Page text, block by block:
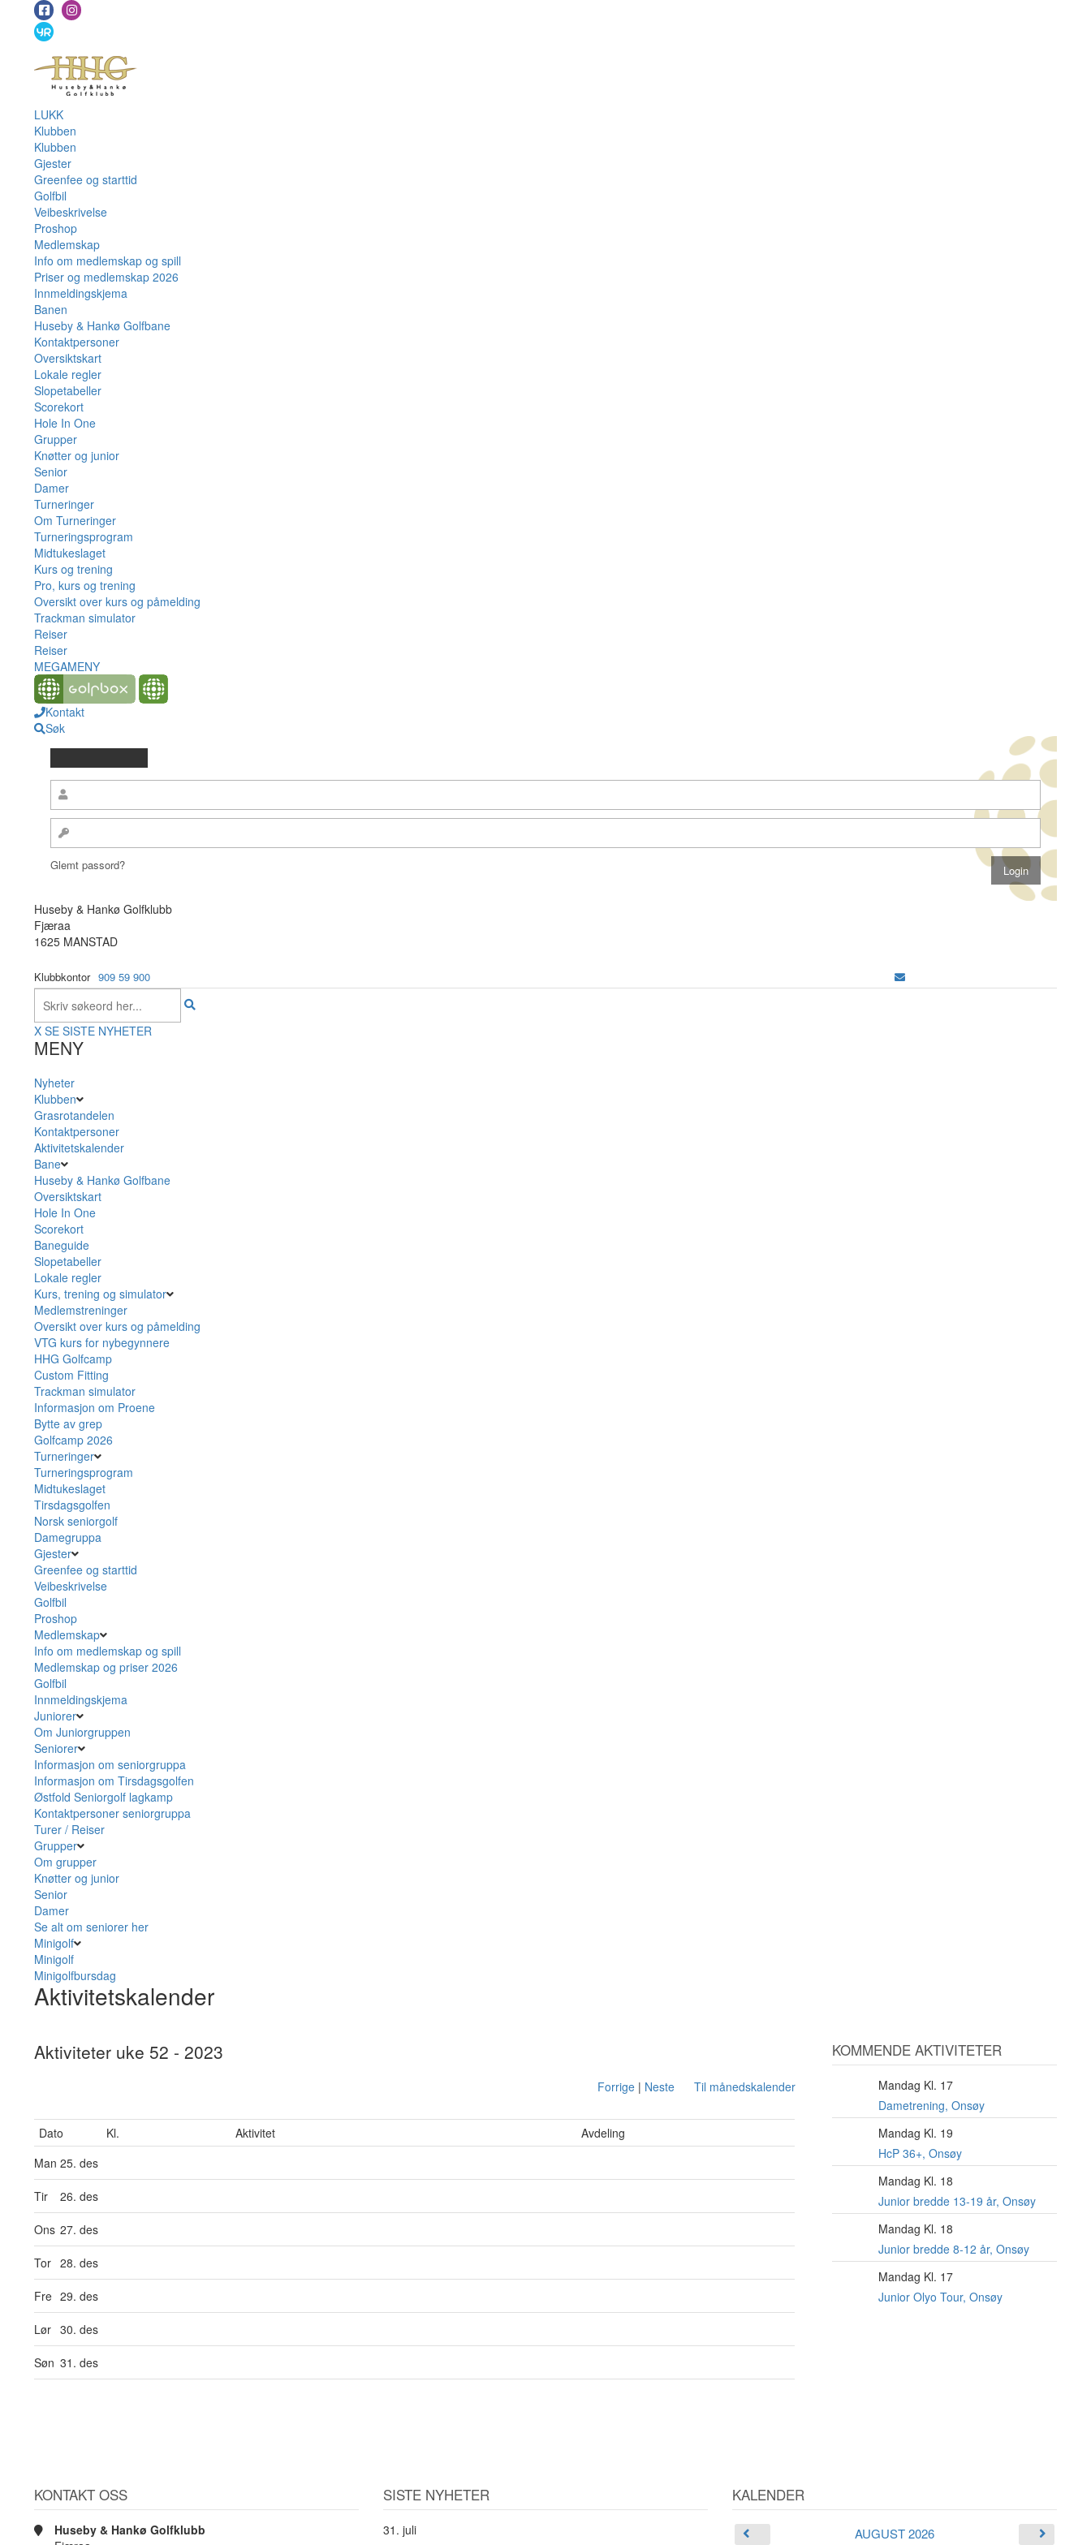
LUKK
Klubben
Klubben
Gjester
Greenfee og starttid
Golfbil
Veibeskrivelse
Proshop
Medlemskap
Info om medlemskap og spill
Priser og medlemskap 2026
Innmeldingskjema
Banen
Huseby & Hankø Golfbane
Kontaktpersoner
Oversiktskart
Lokale regler
Slopetabeller
Scorekort
Hole In One
Grupper
Knøtter og junior
Senior
Damer
Turneringer
Om Turneringer
Turneringsprogram
Midtukeslaget
Kurs og trening
Pro, kurs og trening
Oversikt over kurs og påmelding
Trackman simulator
Reiser
Reiser
MEGAMENY
Kontakt
Søk
Glemt passord?
Huseby & Hankø Golfklubb
Fjæraa
1625 MANSTAD
Klubbkontor 909 59 900
X SE SISTE NYHETER
MENY
Nyheter
Klubben
Grasrotandelen
Kontaktpersoner
Aktivitetskalender
Bane
Huseby & Hankø Golfbane
Oversiktskart
Hole In One
Scorekort
Baneguide
Slopetabeller
Lokale regler
Kurs, trening og simulator
Medlemstreninger
Oversikt over kurs og påmelding
VTG kurs for nybegynnere
HHG Golfcamp
Custom Fitting
Trackman simulator
Informasjon om Proene
Bytte av grep
Golfcamp 2026
Turneringer
Turneringsprogram
Midtukeslaget
Tirsdagsgolfen
Norsk seniorgolf
Damegruppa
Gjester
Greenfee og starttid
Veibeskrivelse
Golfbil
Proshop
Medlemskap
Info om medlemskap og spill
Medlemskap og priser 2026
Golfbil
Innmeldingskjema
Juniorer
Om Juniorgruppen
Seniorer
Informasjon om seniorgruppa
Informasjon om Tirsdagsgolfen
Østfold Seniorgolf lagkamp
Kontaktpersoner seniorgruppa
Turer / Reiser
Grupper
Om grupper
Knøtter og junior
Senior
Damer
Se alt om seniorer her
Minigolf
Minigolf
Minigolfbursdag
Aktivitetskalender
Aktiviteter uke 52 - 2023
Forrige| Neste Til månedskalender
Dato Kl. Aktivitet
Avdeling
Man 25. des
Tir 26. des
Ons 27. des
Tor 28. des
Fre 29. des
Lør 30. des
Søn 31. des
KOMMENDE AKTIVITETER
Mandag Kl. 17
Dametrening, Onsøy
Mandag Kl. 19
HcP 36+, Onsøy
Mandag Kl. 18
Junior bredde 13-19 år, Onsøy
Mandag Kl. 18
Junior bredde 8-12 år, Onsøy
Mandag Kl. 17
Junior Olyo Tour, Onsøy
KONTAKT OSS
Huseby & Hankø Golfklubb
SISTE NYHETER
31. juli
KALENDER
AUGUST 2026